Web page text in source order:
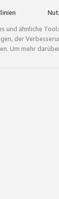
und ähnliche
der
Um mehr